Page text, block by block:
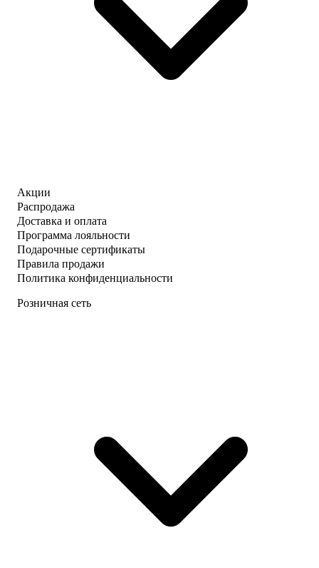
Акции
Распродажа
Доставка и оплата
Программа лояльности
Подарочные сертификаты
Правила продажи
Политика конфиденциальности
Розничная сеть